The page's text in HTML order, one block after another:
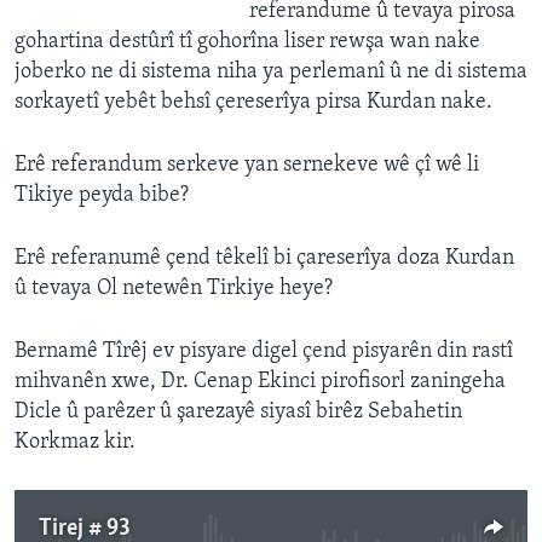
referandume û tevaya pirosa
gohartina destûrî tî gohorîna liser rewşa wan nake
joberko ne di sistema niha ya perlemanî û ne di sistema
sorkayetî yebêt behsî çereserîya pirsa Kurdan nake.
Erê referandum serkeve yan sernekeve wê çî wê li
Tikiye peyda bibe?
Erê referanumê çend têkelî bi çareserîya doza Kurdan
û tevaya Ol netewên Tirkiye heye?
Bernamê Tîrêj ev pisyare digel çend pisyarên din rastî
mihvanên xwe, Dr. Cenap Ekinci pirofisorl zaningeha
Dicle û parêzer û şarezayê siyasî birêz Sebahetin
Korkmaz kir.
Tirej # 93